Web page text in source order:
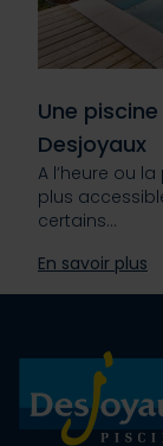
Une
Desjoyaux
A l’heure ou
plus
certains…
En savoir plus